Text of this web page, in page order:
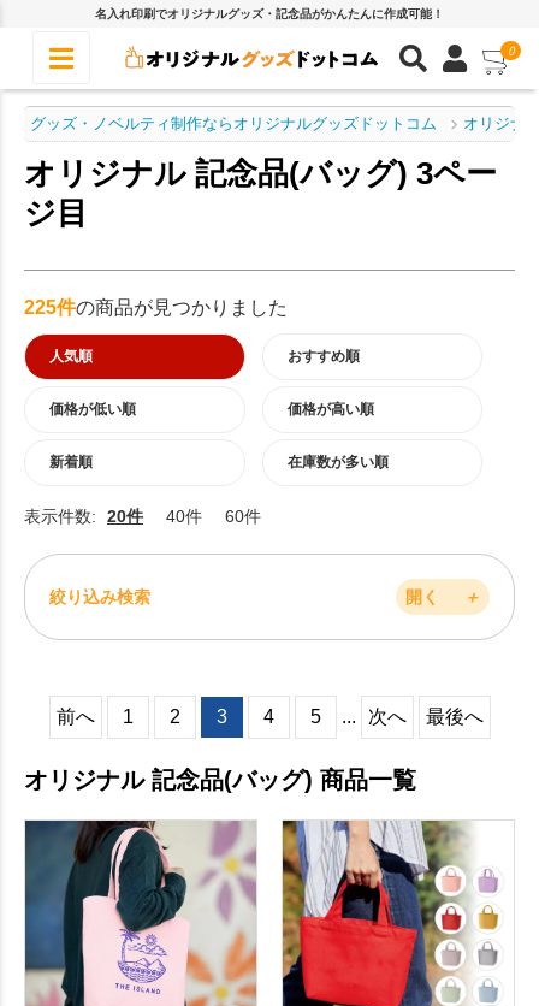
名入れ印刷でオリジナルグッズ・記念品がかんたんに作成可能！
0
グッズ・ノベルティ制作ならオリジナルグッズドットコム オリジナ
オリジナル 記念品(バッグ) 3ペー
ジ目
225件の商品が見つかりました
人気順 おすすめ順
価格が低い順 価格が高い順
新着順 在庫数が多い順
表示件数: 20件 40件 60件
絞り込み検索 開く ＋
前へ 1 2 3 4 5 ... 次へ 最後へ
オリジナル 記念品(バッグ) 商品一覧